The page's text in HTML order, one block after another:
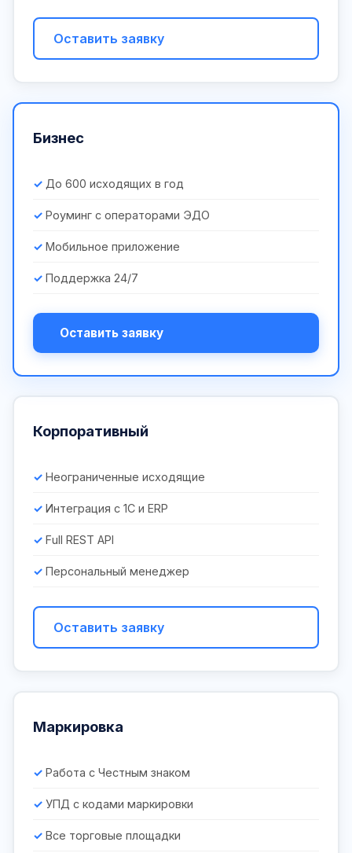
Оставить заявку
Бизнес
До 600 исходящих в год
Роуминг с операторами ЭДО
Мобильное приложение
Поддержка 24/7
Оставить заявку
Корпоративный
Неограниченные исходящие
Интеграция с 1С и ERP
Full REST API
Персональный менеджер
Оставить заявку
Маркировка
Работа с Честным знаком
УПД с кодами маркировки
Все торговые площадки